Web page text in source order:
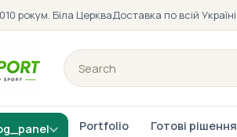
рокум. Біла ЦеркваДоставка по всій Україні
Portfolio Готові рішення